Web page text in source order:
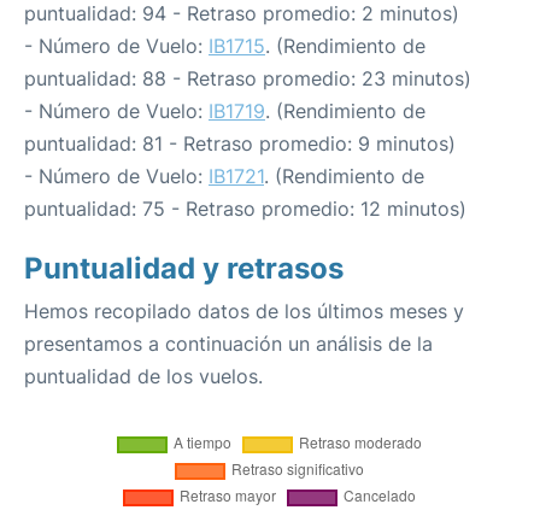
puntualidad: 94 - Retraso promedio: 2 minutos)
- Número de Vuelo: IB1715. (Rendimiento de
puntualidad: 88 - Retraso promedio: 23 minutos)
- Número de Vuelo: IB1719. (Rendimiento de
puntualidad: 81 - Retraso promedio: 9 minutos)
- Número de Vuelo: IB1721. (Rendimiento de
puntualidad: 75 - Retraso promedio: 12 minutos)
Puntualidad y retrasos
Hemos recopilado datos de los últimos meses y
presentamos a continuación un análisis de la
puntualidad de los vuelos.